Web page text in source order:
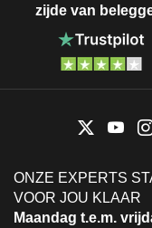
zijde van
ONZE EXPERTS
VOOR JOU KLAAR
Maandag t.e.m.